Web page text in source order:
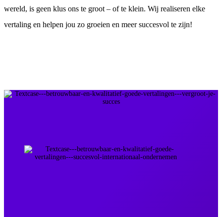
wereld, is geen klus ons te groot – of te klein. Wij realiseren elke
vertaling en helpen jou zo groeien en meer succesvol te zijn!